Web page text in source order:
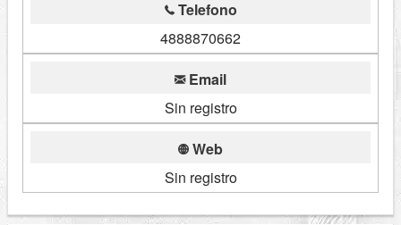
Telefono
4888870662
Email
Sin registro
Web
Sin registro